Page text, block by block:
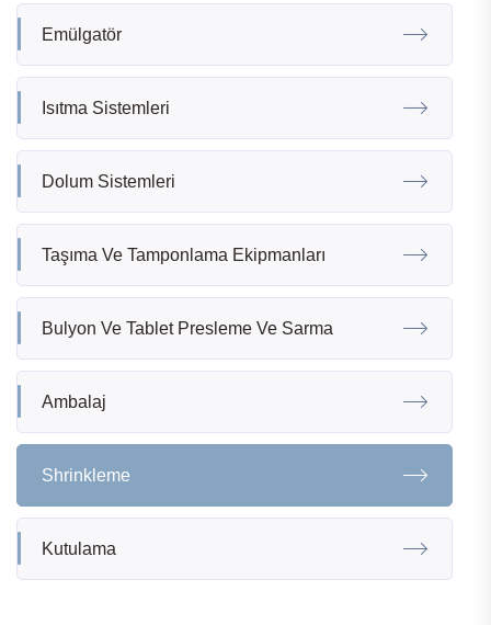
Emülgatör
Isıtma Sistemleri
Dolum Sistemleri
Taşıma Ve Tamponlama Ekipmanları
Bulyon Ve Tablet Presleme Ve Sarma
Ambalaj
Shrinkleme
Kutulama